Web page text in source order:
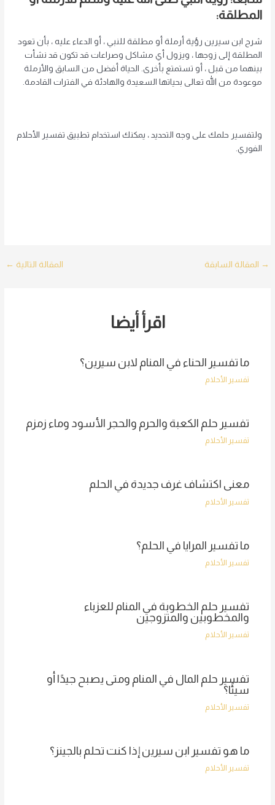
المطلقة:
شرح ابن سيرين رؤية أرملة أو مطلقة للنبي ، أو الدعاء عليه ، بأن تعود
المطلقة إلى زوجها ، ويزول أي مشاكل وصراعات قد تكون قد نشأت
بينهما من قبل ، أو تستمتع بأخرى. الحياة أفضل من السابق والأرملة
موعودة من الله تعالى بحياتها السعيدة والهادئة في الفترات القادمة.
ولتفسير حلمك على وجه التحديد ، يمكنك استخدام تطبيق تفسير الأحلام
الفوري.
Post
→ المقالة السابقة المقالة التالية ←
اقرأ أيضا
ما تفسير الحناء في المنام لابن سيرين؟
تفسير الأحلام
تفسير حلم الكعبة والحرم والحجر الأسود وماء زمزم
تفسير الأحلام
معنى اكتشاف غرف جديدة في الحلم
تفسير الأحلام
ما تفسير المرايا في الحلم؟
تفسير الأحلام
تفسير حلم الخطوبة في المنام للعزباء
والمخطوبين والمتزوجين
تفسير الأحلام
تفسير حلم المال في المنام ومتى يصبح جيدًا أو
سيئًا؟
تفسير الأحلام
ما هو تفسير ابن سيرين إذا كنت تحلم بالجينز؟
تفسير الأحلام